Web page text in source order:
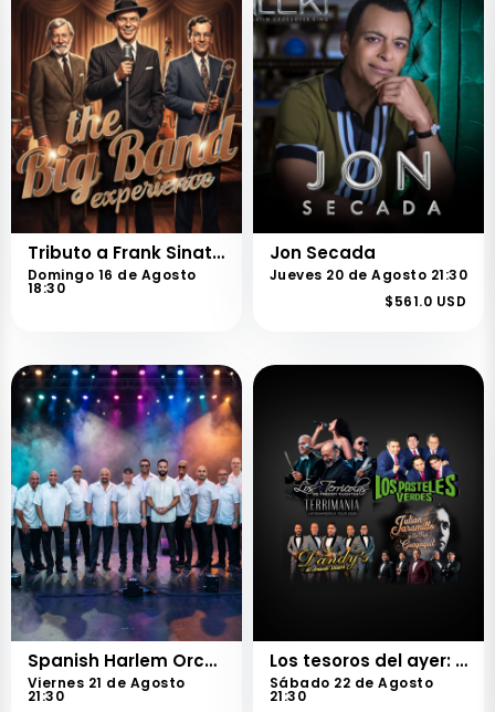
Tributo a Frank Sinatra, Ray Conniff y Glenn Miller
Domingo 16 de Agosto
18:30
Jon Secada
Jueves 20 de Agosto 21:30
$561.0 USD
Spanish Harlem Orchestra
Viernes 21 de Agosto
21:30
Los tesoros del ayer: Los Terrícolas, Pasteles Verdes, Los Dandy's y Julián Jaramillo
Sábado 22 de Agosto
21:30